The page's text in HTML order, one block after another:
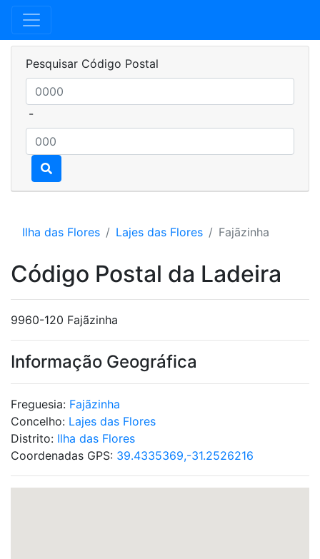
Pesquisar Código Postal
-
Ilha das Flores Lajes das Flores Fajãzinha
Código Postal da Ladeira
9960-120 Fajãzinha
Informação Geográfica
Freguesia: Fajãzinha
Concelho: Lajes das Flores
Distrito: Ilha das Flores
Coordenadas GPS: 39.4335369,-31.2526216